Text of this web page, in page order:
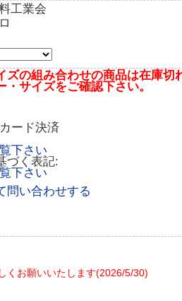
工業会
ズの組み合わせの商品は在庫切
サイズをご確認下さい。
ード決済
下さい
づく表記:
下さい
問い合わせする
くお願いいたします(2026/5/30)